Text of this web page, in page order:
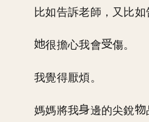
比如告訴老師，又比如
很擔心我會 傷。
我覺得厭煩。
媽媽將我 邊的尖銳